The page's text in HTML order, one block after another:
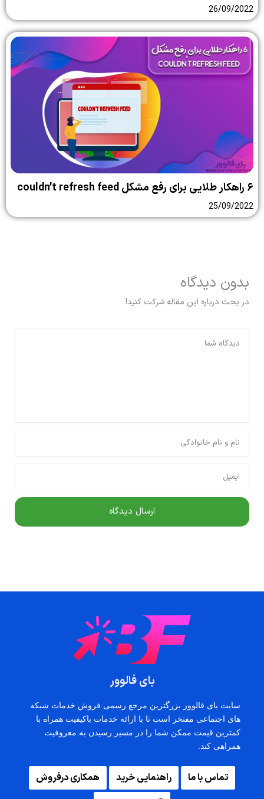
26/09/2022
۶ راهکار طلایی برای رفع مشکل couldn’t refresh feed
25/09/2022
بدون دیدگاه
در بحث درباره این مقاله شرکت کنید!
بای فالوور
سایت بای فالوور بزرگترین مرجع رسمی فروش خدمات شبکه
های اجتماعی مفتخر است تا با ارائه خدمات باکیفیت همراه با
کمترین قیمت ممکن شما را در مسیر رسیدن به معروفیت
همراهی کند.
تماس با ما راهنمایی خرید
همکاری درفروش